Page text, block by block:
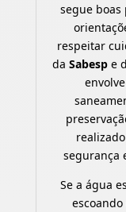
segue boas
respeitar
daSabesp e
segurança
Se a água